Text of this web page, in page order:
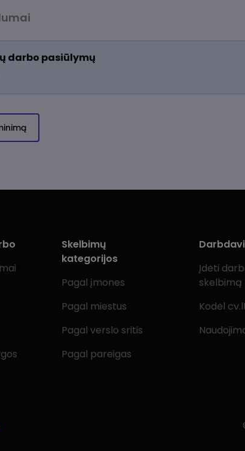
darbo pasiūlymų
Skelbimų
kategorijos
Pagal įmones
Pagal miestus
Pagal verslo sritis
Pagal pareigas
Įdėti
skelbimą
Kodėl